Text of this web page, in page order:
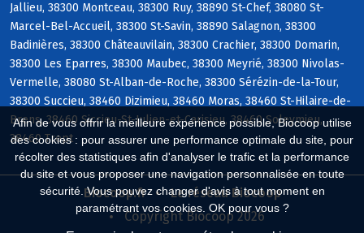
Afin de vous offrir la meilleure expérience possible, Biocoop utilise
des cookies : pour assurer une performance optimale du site, pour
récolter des statistiques afin d'analyser le trafic et la performance
du site et vous proposer une navigation personnalisée en toute
sécurité. Vous pouvez changer d'avis à tout moment en
paramétrant vos cookies. OK pour vous ?
Jallieu, 38300 Montceau, 38300 Ruy, 38890 St-Chef, 38080 St-
Marcel-Bel-Accueil, 38300 St-Savin, 38890 Salagnon, 38300
Badinières, 38300 Châteauvilain, 38300 Crachier, 38300 Domarin,
38300 Les Eparres, 38300 Maubec, 38300 Meyrié, 38300 Nivolas-
Vermelle, 38080 St-Alban-de-Roche, 38300 Sérézin-de-la-Tour,
38300 Succieu, 38460 Dizimieu, 38460 Moras, 38460 St-Hilaire-de-
Brens, 38460 Siccieu-St-Julien-et-Carisieu, 38460 Soleymieu,
38460 Trept
Biocoop.fr
Le réseau Biocoop
Copyright Biocoop 2026